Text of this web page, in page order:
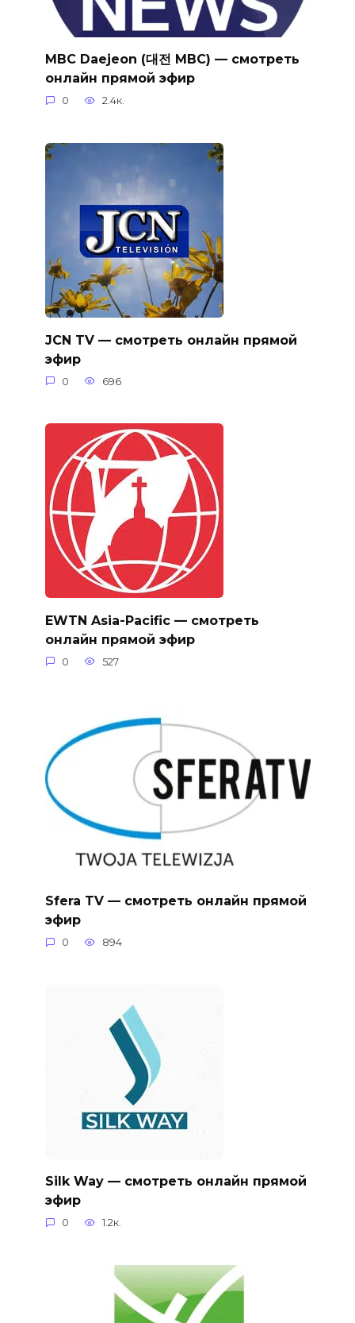
MBC Daejeon (대전 MBC) — смотреть
онлайн прямой эфир
0 2.4к.
JCN TV — смотреть онлайн прямой
эфир
0 696
EWTN Asia-Pacific — смотреть
онлайн прямой эфир
0 527
Sfera TV — смотреть онлайн прямой
эфир
0 894
Silk Way — смотреть онлайн прямой
эфир
0 1.2к.